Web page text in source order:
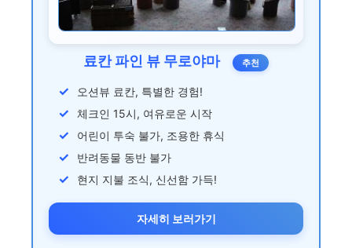
료칸 파인 뷰 무로야마 추천
오션뷰 료칸, 특별한 경험!
체크인 15시, 여유로운 시작
어린이 투숙 불가, 조용한 휴식
반려동물 동반 불가
현지 지불 조식, 신선함 가득!
자세히 보러가기